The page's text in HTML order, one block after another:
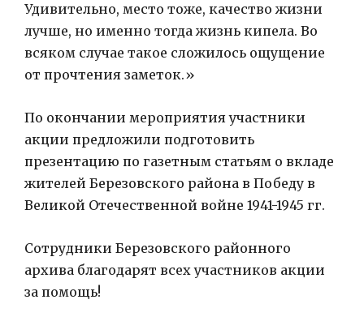
Удивительно, место тоже, качество жизни
лучше, но именно тогда жизнь кипела. Во
всяком случае такое сложилось ощущение
от прочтения заметок.»
По окончании мероприятия участники
акции предложили подготовить
презентацию по газетным статьям о вкладе
жителей Березовского района в Победу в
Великой Отечественной войне 1941-1945 гг.
Сотрудники Березовского районного
архива благодарят всех участников акции
за помощь!